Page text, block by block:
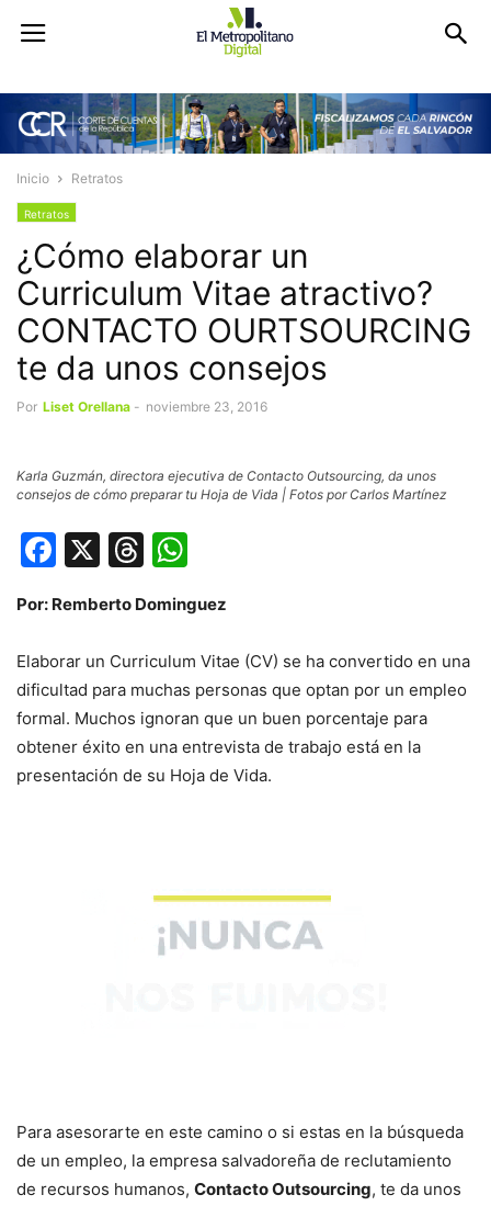
Inicio Retratos
Retratos
¿Cómo elaborar un
Curriculum Vitae atractivo?
CONTACTO OURTSOURCING
te da unos consejos
Por Liset Orellana - noviembre 23, 2016
Karla Guzmán, directora ejecutiva de Contacto Outsourcing, da unos
consejos de cómo preparar tu Hoja de Vida | Fotos por Carlos Martínez
Facebook
X Threads
Por: Remberto Dominguez
Elaborar un Curriculum Vitae (CV) se ha convertido en una
dificultad para muchas personas que optan por un empleo
formal. Muchos ignoran que un buen porcentaje para
obtener éxito en una entrevista de trabajo está en la
presentación de su Hoja de Vida.
Para asesorarte en este camino o si estas en la búsqueda
de un empleo, la empresa salvadoreña de reclutamiento
de recursos humanos, Contacto Outsourcing, te da unos